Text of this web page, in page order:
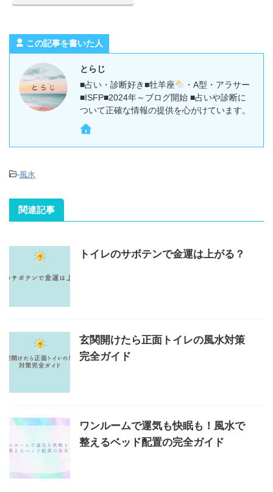
この記事を書いた人
とらじ
■占い・診断好き■牡羊座
・A型・アラサー
■ISFP■2024年～ブログ開始 ■占いや診断に
ついて正確な情報の提供を心がけています。
-風水
関連記事
トイレのサボテンで金運は上がる？
玄関開けたら正面トイレの風水対策
完全ガイド
ワンルームで運気も快眠も！風水で
整えるベッド配置の完全ガイド